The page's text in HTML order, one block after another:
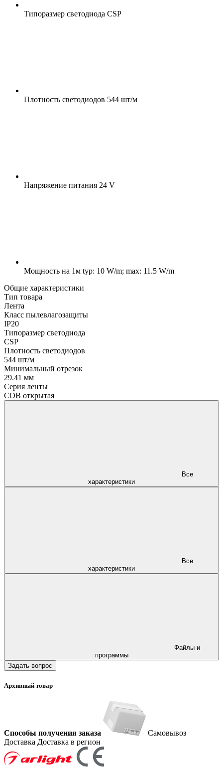
Типоразмер светодиода CSP
Плотность светодиодов 544 шт/м
Напряжение питания 24 V
Мощность на 1м typ: 10 W/m; max: 11.5 W/m
Общие характеристики
Тип товара
Лента
Класс пылевлагозащиты
IP20
Типоразмер светодиода
CSP
Плотность светодиодов
544 шт/м
Минимальный отрезок
29.41 мм
Серия ленты
COB открытая
характеристики
характеристики
программы
Задать вопрос
Архивный товар
Способы получения заказа
Самовывоз
Доставка Доставка в регион